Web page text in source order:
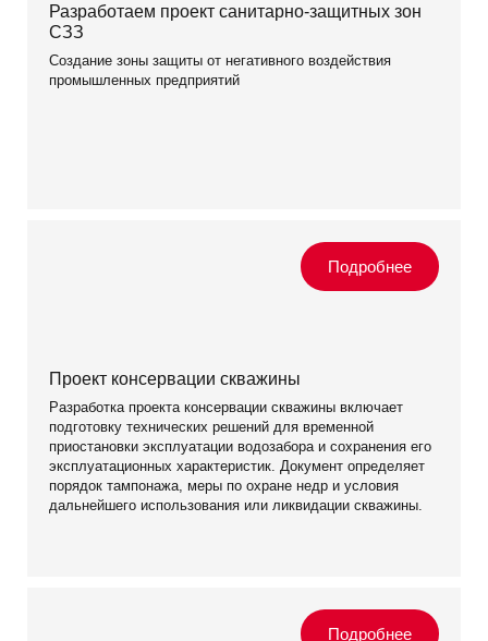
Разработаем проект санитарно-защитных зон
СЗЗ
Создание зоны защиты от негативного воздействия
промышленных предприятий
Проект консервации скважины
Разработка проекта консервации скважины включает
подготовку технических решений для временной
приостановки эксплуатации водозабора и сохранения его
эксплуатационных характеристик. Документ определяет
порядок тампонажа, меры по охране недр и условия
дальнейшего использования или ликвидации скважины.